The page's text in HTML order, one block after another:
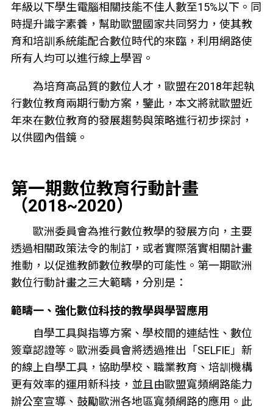
年級以下學生電腦相關技能不佳人數至15%以下。同
時提升識字素養，幫助歐盟國家共同努力，使其教
育和培訓系統能配合數位時代的來臨，利用網路使
所有人均可以進行線上學習。
為培育高品質的數位人才，歐盟在2018年起執
行數位教育兩期行動方案，鑒此，本文將就歐盟近
年來在數位教育的發展趨勢與策略進行初步探討，
以供國內借鏡。
第一期數位教育行動計畫
（2018~2020）
歐洲委員會為推行數位教學的發展方向，主要
透過相關政策法令的制訂，或者實際落實相關計畫
推動，以促進教師數位教學的可能性。第一期歐洲
數位行動計畫之三大範疇，分別是：
範疇一、強化數位科技的教學與學習應用
自學工具與指導方案、學校間的連結性、數位
簽章認證等。歐洲委員會將透過推出「SELFIE」新
的線上自學工具，協助學校、職業教育、培訓機構
更有效率的運用新科技，並且由歐盟寬頻網路能力
辦公室宣導、鼓勵歐洲各地區寬頻網路的應用。此